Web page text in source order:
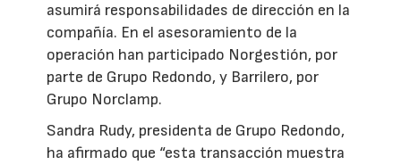
asumirá responsabilidades de dirección en la
compañía. En el asesoramiento de la
operación han participado Norgestión, por
parte de Grupo Redondo, y Barrilero, por
Grupo Norclamp.
Sandra Rudy, presidenta de Grupo Redondo,
ha afirmado que “esta transacción muestra